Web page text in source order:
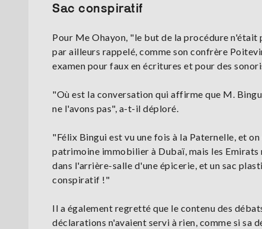
Sac conspiratif
Pour Me Ohayon, "le but de la procédure
par ailleurs rappelé, comme son confrère
examen pour faux en écritures et pour des
"Où est la conversation qui affirme que M.
ne l'avons pas", a-t-il déploré.
"Félix Bingui est vu une fois à la Paternelle, et
patrimoine immobilier à Dubaï, mais les
dans l'arrière-salle d'une épicerie, et un sac
conspiratif !"
Il a également regretté que le contenu des
déclarations n'avaient servi à rien, comme si sa